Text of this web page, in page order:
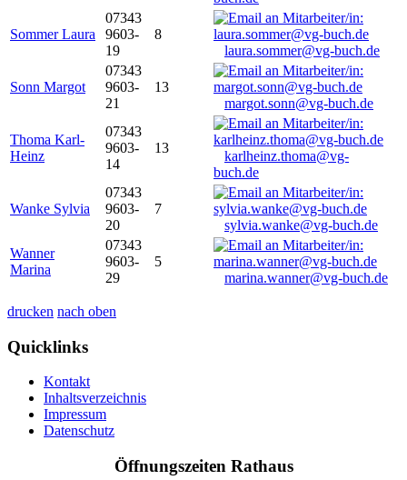
Sommer Laura
07343
9603-
19
8
laura.sommer@vg-buch.de
Sonn Margot
07343
9603-
21
13
margot.sonn@vg-buch.de
Thoma Karl-
Heinz
07343
9603-
14
13
karlheinz.thoma@vg-
buch.de
Wanke Sylvia
07343
9603-
20
7
sylvia.wanke@vg-buch.de
Wanner
Marina
07343
9603-
29
5
marina.wanner@vg-buch.de
drucken nach oben
Quicklinks
Kontakt
Inhaltsverzeichnis
Impressum
Datenschutz
Öffnungszeiten Rathaus